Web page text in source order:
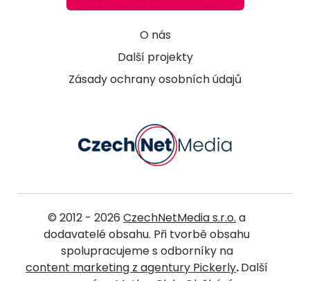
O nás
Další projekty
Zásady ochrany osobních údajů
© 2012 - 2026 CzechNetMedia s.r.o. a
dodavatelé obsahu. Při tvorbě obsahu
spolupracujeme s odborníky na
content marketing z agentury Pickerly.Další